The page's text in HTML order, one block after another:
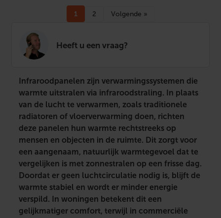
Heeft u een vraag?
1 2 Volgende »
Infraroodpanelen zijn verwarmingssystemen die
warmte uitstralen via infraroodstraling. In plaats
van de lucht te verwarmen, zoals traditionele
radiatoren of vloerverwarming doen, richten
deze panelen hun warmte rechtstreeks op
mensen en objecten in de ruimte. Dit zorgt voor
een aangenaam, natuurlijk warmtegevoel dat te
vergelijken is met zonnestralen op een frisse dag.
Doordat er geen luchtcirculatie nodig is, blijft de
warmte stabiel en wordt er minder energie
verspild. In woningen betekent dit een
gelijkmatiger comfort, terwijl in commerciële